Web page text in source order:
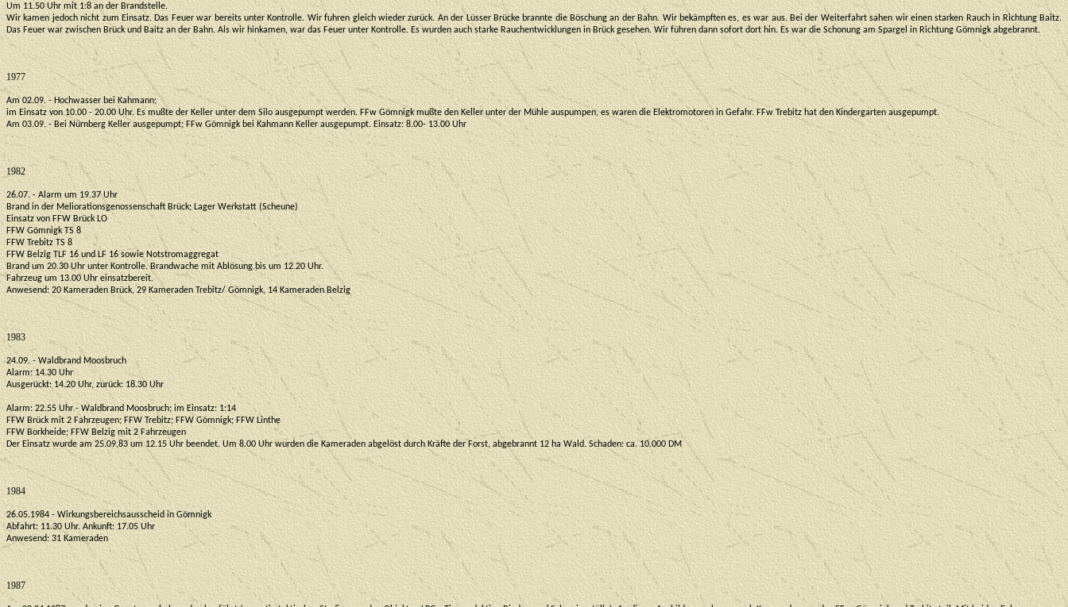
Um 11.50 Uhr mit 1:8 an der Brandstelle.
Wir kamen jedoch nicht zum Einsatz. Das Feuer war bereits unter Kontrolle. Wir fuhren gleich wieder zurück. An der Lüsser Brücke brannte die Böschung an der Bahn. Wir bekämpften es, es war aus. Bei der Weiterfahrt sahen wir einen starken Rauch in Richtung Baitz.
Das Feuer war zwischen Brück und Baitz an der Bahn. Als wir hinkamen, war das Feuer unter Kontrolle. Es wurden auch starke Rauchentwicklungen in Brück gesehen. Wir führen dann sofort dort hin. Es war die Schonung am Spargel in Richtung Gömnigk abgebrannt.
1977
Am 02.09. - Hochwasser bei Kahmann;
im Einsatz von 10.00 - 20.00 Uhr. Es mußte der Keller unter dem Silo ausgepumpt werden. FFw Gömnigk mußte den Keller unter der Mühle auspumpen, es waren die Elektromotoren in Gefahr. FFw Trebitz hat den Kindergarten ausgepumpt.
Am 03.09. - Bei Nürnberg Keller ausgepumpt; FFw Gömnigk bei Kahmann Keller ausgepumpt. Einsatz: 8.00- 13.00 Uhr
1982
26.07. - Alarm um 19.37 Uhr
Brand in der Meliorationsgenossenschaft Brück; Lager Werkstatt (Scheune)
Einsatz von FFW Brück LO
FFW Gömnigk TS 8
FFW Trebitz TS 8
FFW Belzig TLF 16 und LF 16 sowie Notstromaggregat
Brand um 20.30 Uhr unter Kontrolle. Brandwache mit Ablösung bis um 12.20 Uhr.
Fahrzeug um 13.00 Uhr einsatzbereit.
Anwesend: 20 Kameraden Brück, 29 Kameraden Trebitz/ Gömnigk, 14 Kameraden Belzig
1983
24.09. - Waldbrand Moosbruch
Alarm: 14.30 Uhr
Ausgerückt: 14.20 Uhr, zurück: 18.30 Uhr
Alarm: 22.55 Uhr - Waldbrand Moosbruch; im Einsatz: 1:14
FFW Brück mit 2 Fahrzeugen; FFW Trebitz; FFW Gömnigk; FFW Linthe
FFW Borkheide; FFW Belzig mit 2 Fahrzeugen
Der Einsatz wurde am 25.09,83 um 12.15 Uhr beendet. Um 8.00 Uhr wurden die Kameraden abgelöst durch Kräfte der Forst, abgebrannt 12 ha Wald. Schaden: ca. 10.000 DM
1984
26.05.1984 - Wirkungsbereichsausscheid in Gömnigk
Abfahrt: 11.30 Uhr. Ankunft: 17.05 Uhr
Anwesend: 31 Kameraden
1987